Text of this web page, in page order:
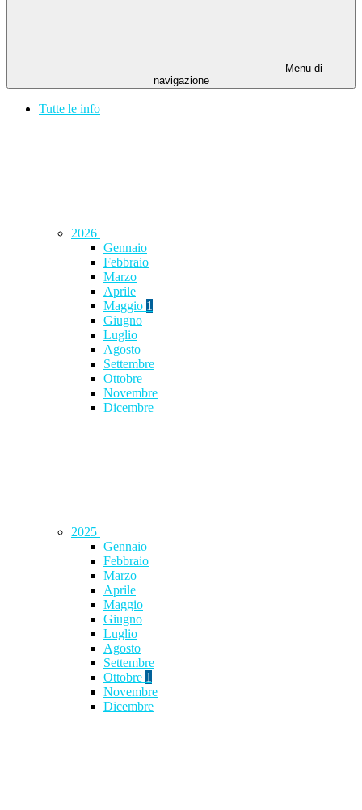
Menu di
navigazione
Tutte le info
2026
Gennaio
Febbraio
Marzo
Aprile
Maggio 1
Giugno
Luglio
Agosto
Settembre
Ottobre
Novembre
Dicembre
2025
Gennaio
Febbraio
Marzo
Aprile
Maggio
Giugno
Luglio
Agosto
Settembre
Ottobre 1
Novembre
Dicembre